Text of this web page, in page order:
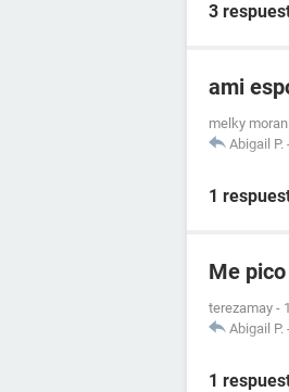
3
ami
melky moran
Abigail P.
1
Me
terezamay -
Abigail P.
1